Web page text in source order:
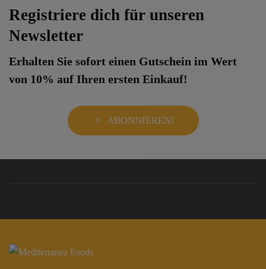
Registriere dich für unseren
Newsletter
Erhalten Sie sofort einen Gutschein im Wert
von 10% auf Ihren ersten Einkauf!
ABONNIEREN!